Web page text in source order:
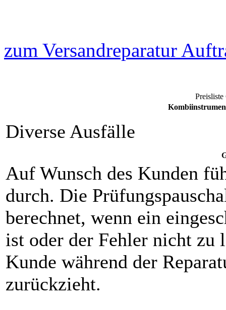
zum Versandreparatur
Preisliste
Diverse Ausfälle
Auf Wunsch des Kunden
durch. Die
berechnet, wenn ein
ist oder der Fehler nicht zu
Kunde während der
zurückzieht.